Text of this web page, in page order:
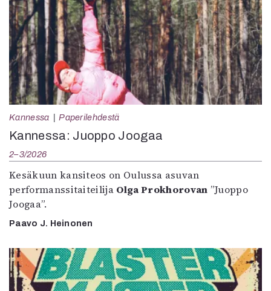
Kannessa Paperilehdestä
Kannessa: Juoppo Joogaa
2–3/2026
Kesäkuun kansiteos on Oulussa asuvan
performanssitaiteilija Olga Prokhorovan ”Juoppo
Joogaa”.
Paavo J. Heinonen